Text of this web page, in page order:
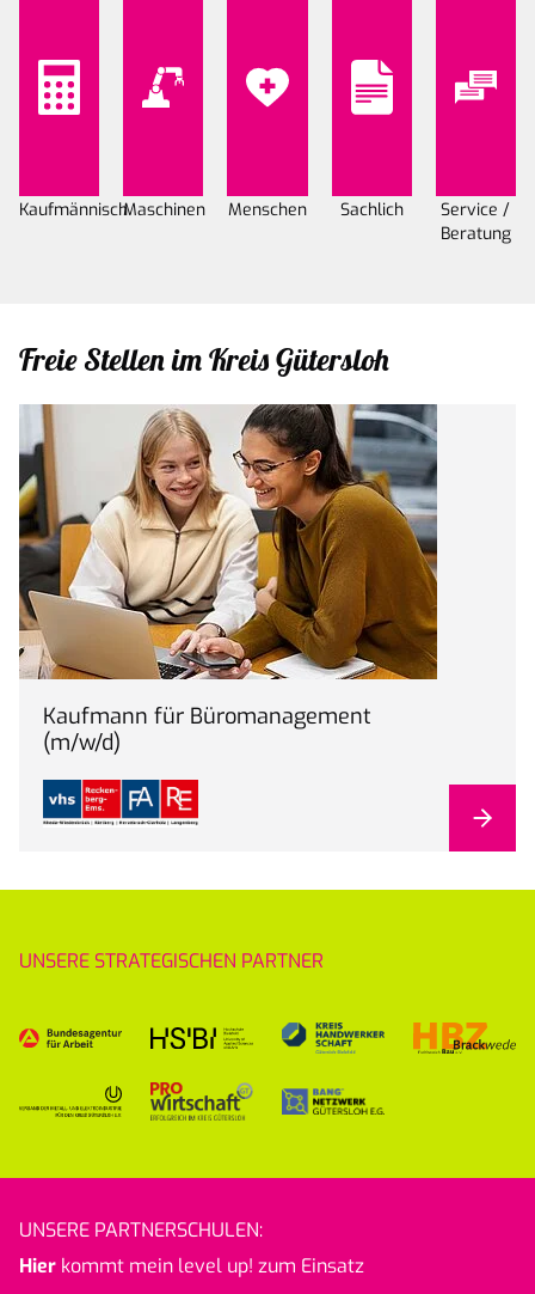
KaufmännischMaschinen Menschen Sachlich
Service /
Beratung
Freie Stellen im Kreis Gütersloh
Kaufmann für Büromanagement
(m/w/d)
UNSERE STRATEGISCHEN PARTNER
UNSERE PARTNERSCHULEN:
Hier kommt mein level up! zum Einsatz